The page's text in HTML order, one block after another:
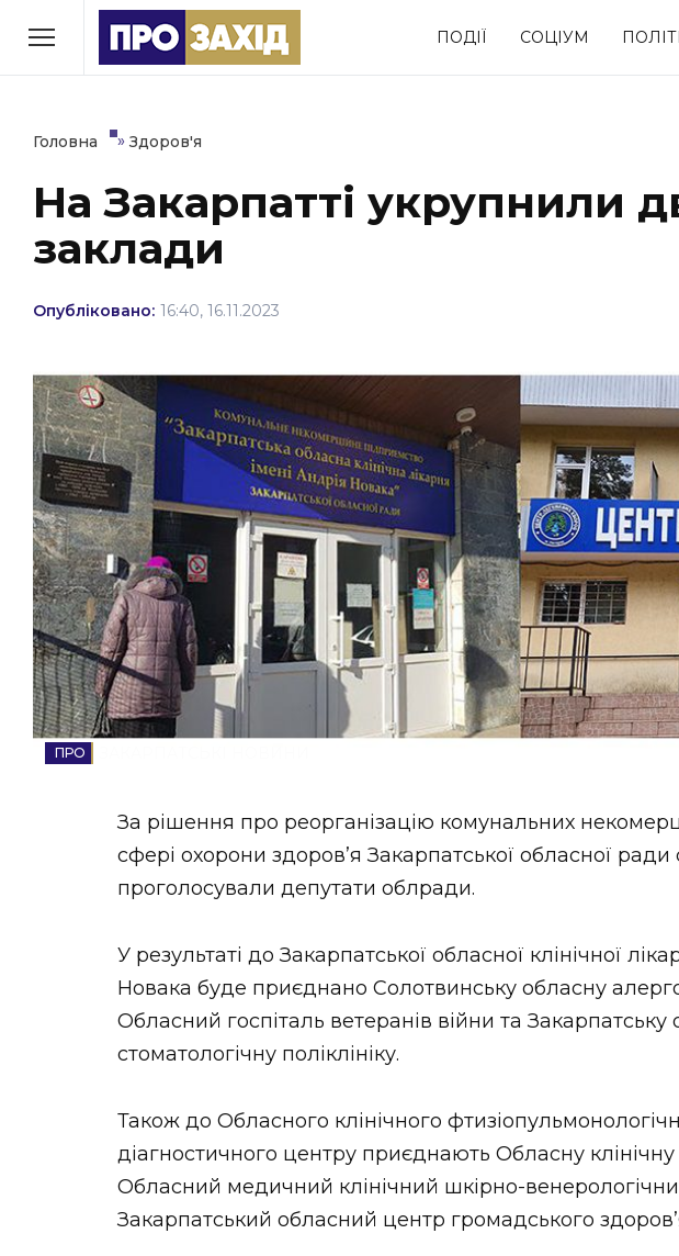
ПОДІЇ СОЦІУМ
РУБРИКИ
Економіка
Політика Соціум Спорт
Втрачений Ужгород
(відеоверсія)
ЗАКАРПАТСЬКІ НОВИНИ
НОВИНИ ЗАХІДНОЇ УКРАЇНИ
ФОТО
ВІДЕО
Головна » Здоров'я
На Закарпатті укрупнили
заклади
Опубліковано: 16:40, 16.11.2023
За рішення про реорганізацію комунальних
сфері охорони здоров’я Закарпатської обласної ради
проголосували депутати облради.
У результаті до Закарпатської обласної клінічної
Новака буде приєднано Солотвинську обласну
Обласний госпіталь ветеранів війни та Закарпатську
стоматологічну поліклініку.
Також до Обласного клінічного
діагностичного центру приєднають Обласну
Обласний медичний клінічний шкірно-
Закарпатський обласний центр громадського